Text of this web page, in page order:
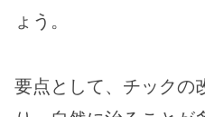
ょう。
要点として、チックの